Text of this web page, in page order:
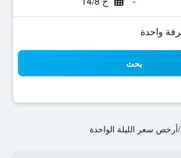
بحث
/أرخص سعر الليلة الواحدة